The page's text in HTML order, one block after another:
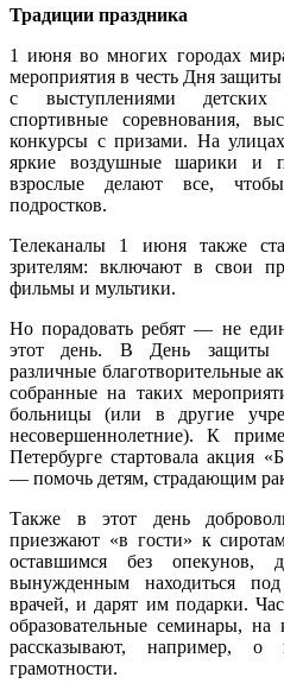
Традиции праздника
1 июня во многих городах
мероприятия в честь Дня
с выступлениями детских
спортивные соревнования,
конкурсы с призами. На
яркие воздушные шарики и
взрослые делают все,
подростков.
Телеканалы 1 июня также
зрителям: включают в свои
фильмы и мультики.
Но порадовать ребят — не
этот день. В День защиты
различные благотворительные
собранные на таких
больницы (или в другие
несовершеннолетние). К
Петербурге стартовала акция
— помочь детям, страдающим
Также в этот день
приезжают «в гости» к
оставшимся без опекунов,
вынужденным находиться
врачей, и дарят им подарки.
образовательные семинары,
рассказывают, например, о
грамотности.